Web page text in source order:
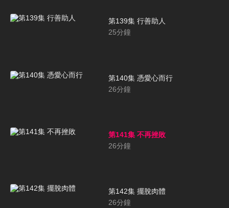
第139集 行善助人
25分鐘
第140集 憑愛心而行
26分鐘
第141集 不再挫敗
26分鐘
第142集 擺脫肉體
26分鐘